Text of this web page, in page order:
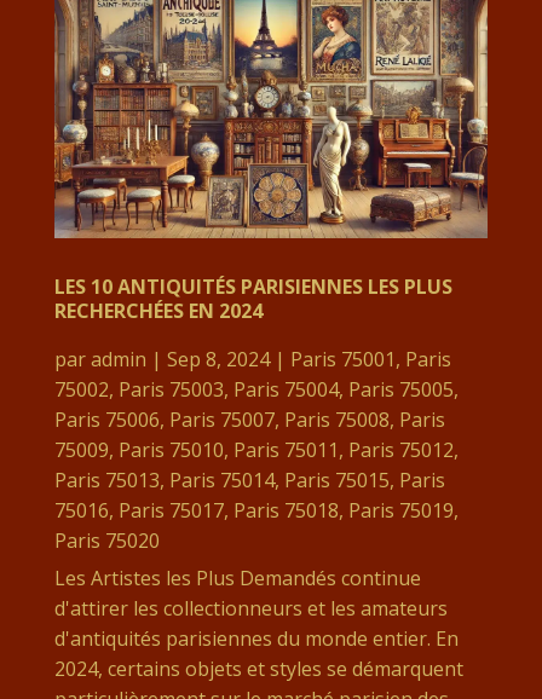
LES 10 ANTIQUITÉS PARISIENNES LES PLUS
RECHERCHÉES EN 2024
paradmin | Sep 8, 2024| Paris 75001, Paris
75002, Paris 75003, Paris 75004, Paris 75005,
Paris 75006, Paris 75007, Paris 75008, Paris
75009, Paris 75010, Paris 75011, Paris 75012,
Paris 75013, Paris 75014, Paris 75015, Paris
75016, Paris 75017, Paris 75018, Paris 75019,
Paris 75020
Les Artistes les Plus Demandés continue
d'attirer les collectionneurs et les amateurs
d'antiquités parisiennes du monde entier. En
2024, certains objets et styles se démarquent